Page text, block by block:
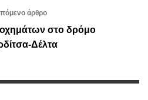
άρθρο
στο δρόμο
Δέλτα